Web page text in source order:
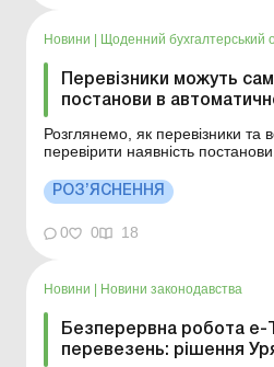
Новини | Щоденний бухгалтерський
Перевізники можуть
постанови в
Розглянемо, як перевізники та
перевірити наявність
міські перевезення пасажирів:
Вантажоперевезення по Україні
Перевізники та водії можуть
наявність постано...
РОЗ’ЯСНЕННЯ
0 0 18
Новини Новини законодавства
Безперервна робота е-
перевезень: рішення